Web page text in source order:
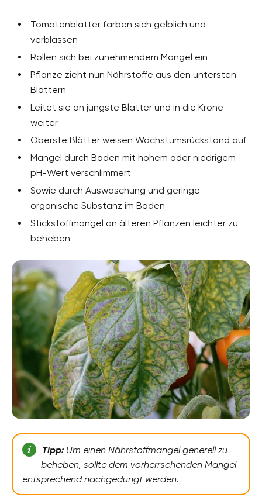
Tomatenblätter färben sich gelblich und
verblassen
Rollen sich bei zunehmendem Mangel ein
Pflanze zieht nun Nährstoffe aus den untersten
Blättern
Leitet sie an jüngste Blätter und in die Krone
weiter
Oberste Blätter weisen Wachstumsrückstand auf
Mangel durch Böden mit hohem oder niedrigem
pH-Wert verschlimmert
Sowie durch Auswaschung und geringe
organische Substanz im Boden
Stickstoffmangel an älteren Pflanzen leichter zu
beheben
Tipp:Um einen Nährstoffmangel generell zu
beheben, sollte dem vorherrschenden Mangel
entsprechend nachgedüngt werden.